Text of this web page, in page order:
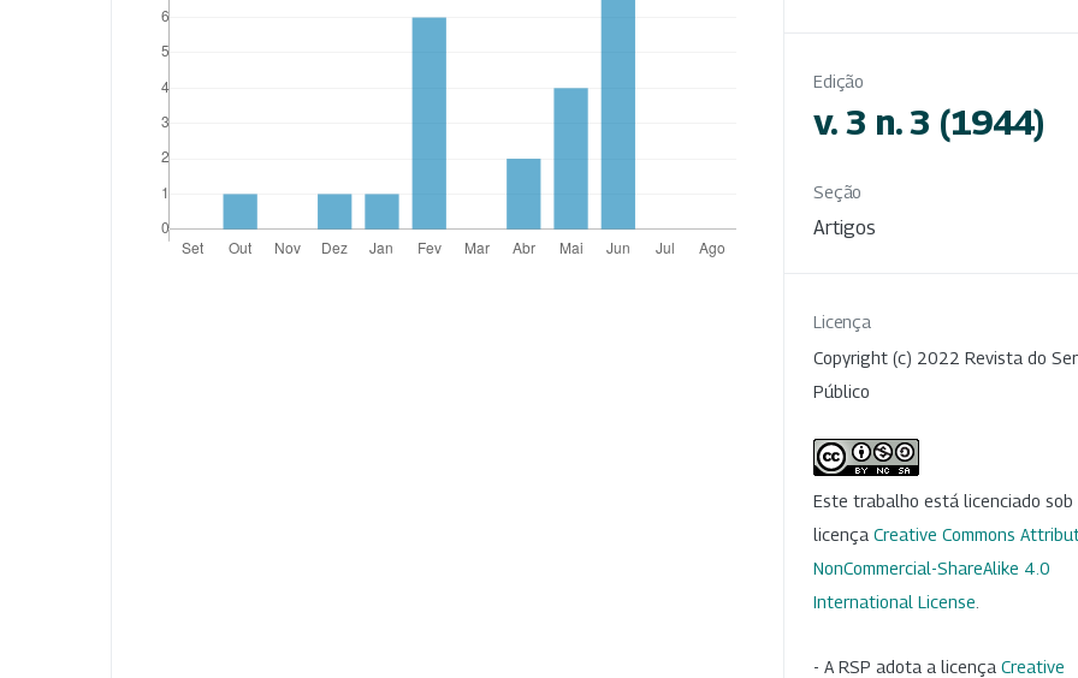
Edição
v. 3 n. 3 (1944)
Seção
Artigos
Licença
Copyright (c) 2022 Revista do
Público
Este trabalho está licenciado sob
licença Creative Commons
NonCommercial-ShareAlike 4.0
International License
- A RSP adota a licença Creative